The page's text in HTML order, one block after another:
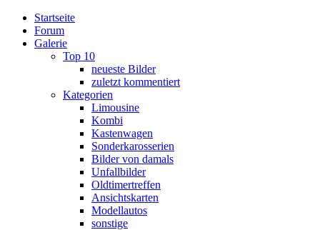
Startseite
Forum
Galerie
Top 10
neueste Bilder
zuletzt kommentiert
Kategorien
Limousine
Kombi
Kastenwagen
Sonderkarosserien
Bilder von damals
Unfallbilder
Oldtimertreffen
Ansichtskarten
Modellautos
sonstige